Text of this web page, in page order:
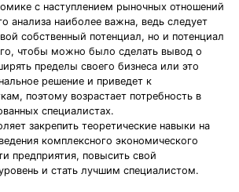
с наступлением рыночных отношений
анализа наиболее важна, ведь следует
собственный потенциал, но и потенциал
чтобы можно было сделать вывод о
пределы своего бизнеса или это
решение и приведет к
поэтому возрастает потребность в
специалистах.
закрепить теоретические навыки на
комплексного экономического
предприятия, повысить свой
и стать лучшим специалистом.